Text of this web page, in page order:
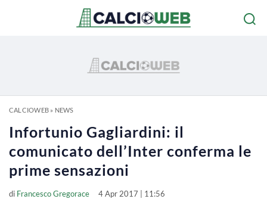
CALCIOWEB» NEWS
Infortunio Gagliardini: il
comunicato dell’Inter conferma le
prime sensazioni
di Francesco Gregorace 4 Apr 2017 | 11:56